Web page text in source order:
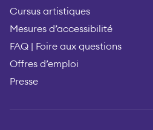
Cursus artistiques
Mesures d’accessibilité
FAQ | Foire aux questions
Offres d’emploi
Presse